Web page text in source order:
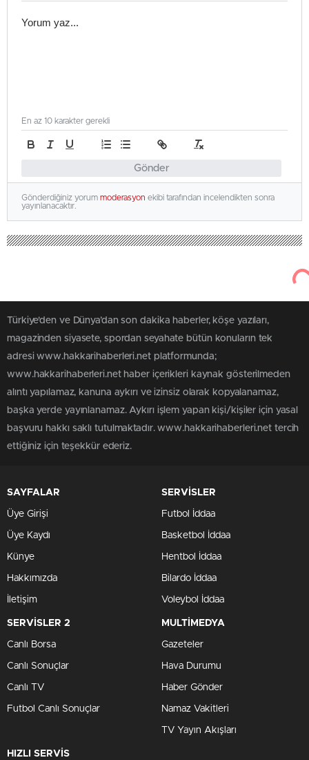
Gönder
En az 10 karakter gerekli
Gönderdiğiniz yorum moderasyon ekibi tarafından incelendikten sonra
yayınlanacaktır.
Türkiye'den ve Dünya’dan son dakika haberler, köşe yazıları,
magazinden siyasete, spordan seyahate bütün konuların tek
adresi www.hakkarihaberleri.net platformunda;
www.hakkarihaberleri.net haber içerikleri kaynak gösterilmeden
alıntı yapılamaz, kanuna aykırı ve izinsiz olarak kopyalanamaz,
başka yerde yayınlanamaz. Aykırı işlem yapan kişi/kişiler için yasal
başvuru hakkı saklı tutulmaktadır. www.hakkarihaberleri.net tercih
ettiğiniz için teşekkür ederiz.
SAYFALAR
Üye Girişi
Üye Kaydı
Künye
Hakkımızda
İletişim
SERVİSLER
Futbol İddaa
Basketbol İddaa
Hentbol İddaa
Bilardo İddaa
Voleybol İddaa
SERVİSLER 2
Canlı Borsa
Canlı Sonuçlar
Canlı TV
Futbol Canlı Sonuçlar
MULTİMEDYA
Gazeteler
Hava Durumu
Haber Gönder
Namaz Vakitleri
TV Yayın Akışları
HIZLI SERVİS